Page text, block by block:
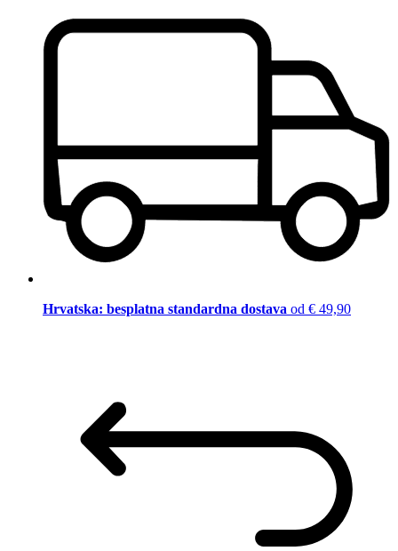
Hrvatska: besplatna standardna dostava od € 49,90